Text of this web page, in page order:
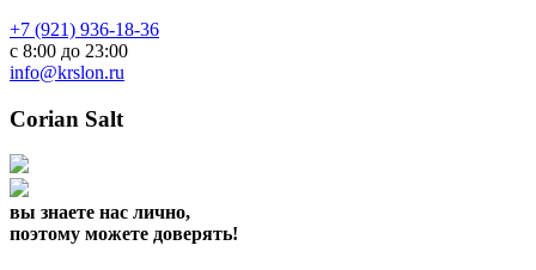
+7 (921) 936-18-36
с 8:00 до 23:00
info@krslon.ru
Corian Salt
вы знаете нас лично,
поэтому можете доверять!